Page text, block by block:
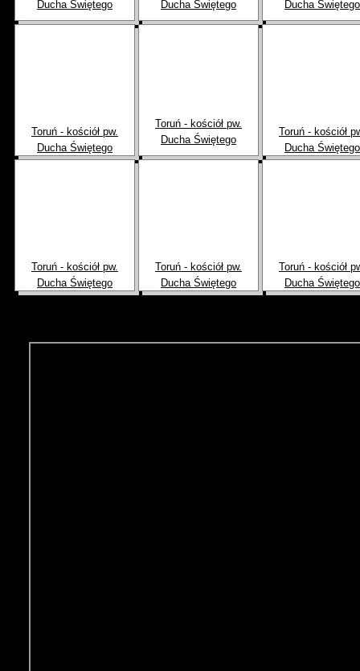
Ducha Świętego
Ducha Świętego
Ducha Świętego
Toruń - kościół pw.
Ducha Świętego
Toruń - kościół pw.
Ducha Świętego
Toruń - kościół
Ducha Świętego
Toruń - kościół pw.
Ducha Świętego
Toruń - kościół pw.
Ducha Świętego
Toruń - kościół
Ducha Świętego